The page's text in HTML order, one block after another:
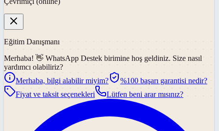
Eğitim Danışmanı
Merhaba! 👋 WhatsApp Destek birimine hoş geldiniz. Size nasıl
yardımcı olabiliriz?
Merhaba, bilgi alabilir miyim?
%100 başarı garantisi nedir?
Fiyat ve taksit seçenekleri
Lütfen beni arar mısınız?